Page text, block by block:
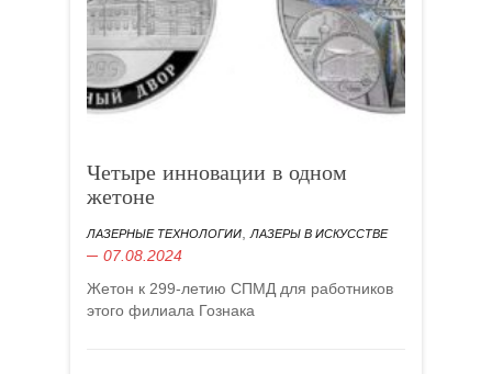
Четыре инновации в одном
жетоне
ЛАЗЕРНЫЕ ТЕХНОЛОГИИ ЛАЗЕРЫ В ИСКУССТВЕ
07.08.2024
Жетон к 299‑летию СПМД для работников
этого филиала Гознака